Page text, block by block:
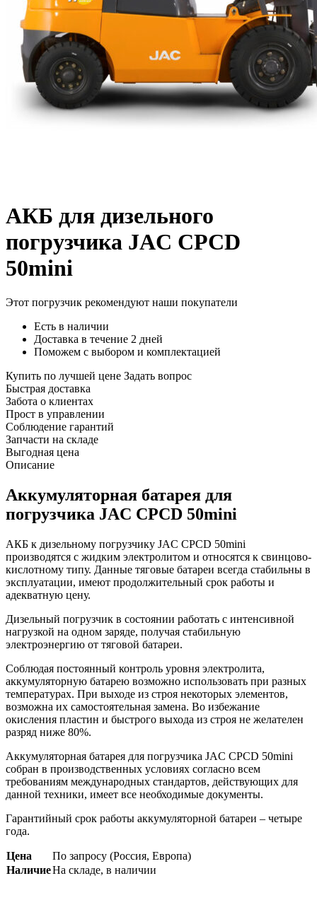
АКБ для дизельного
погрузчика JAC CPCD
50mini
Этот погрузчик рекомендуют наши покупатели
Есть в наличии
Доставка в течение 2 дней
Поможем с выбором и комплектацией
Купить по лучшей цене Задать вопрос
Быстрая доставка
Забота о клиентах
Прост в управлении
Соблюдение гарантий
Запчасти на складе
Выгодная цена
Описание
Аккумуляторная батарея для
погрузчика JAC CPCD 50mini
АКБ к дизельному погрузчику JAC CPCD 50mini
производятся с жидким электролитом и относятся к свинцово-
кислотному типу. Данные тяговые батареи всегда стабильны в
эксплуатации, имеют продолжительный срок работы и
адекватную цену.
Дизельный погрузчик в состоянии работать с интенсивной
нагрузкой на одном заряде, получая стабильную
электроэнергию от тяговой батареи.
Соблюдая постоянный контроль уровня электролита,
аккумуляторную батарею возможно использовать при разных
температурах. При выходе из строя некоторых элементов,
возможна их самостоятельная замена. Во избежание
окисления пластин и быстрого выхода из строя не желателен
разряд ниже 80%.
Аккумуляторная батарея для погрузчика JAC CPCD 50mini
собран в производственных условиях согласно всем
требованиям международных стандартов, действующих для
данной техники, имеет все необходимые документы.
Гарантийный срок работы аккумуляторной батареи – четыре
года.
Цена
По запросу (Россия, Европа)
НаличиеНа складе, в наличии